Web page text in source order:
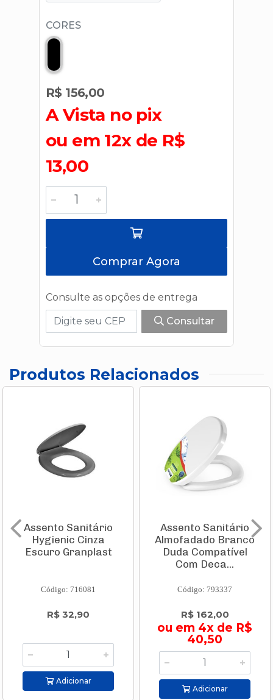
CORES
R$ 156,00
A Vista no pix
ou em 12x de R$
13,00
Comprar Agora
Consulte as opções de entrega
Consultar
Produtos Relacionados
Assento Sanitário
Hygienic Cinza
Escuro Granplast
Código: 716081
R$ 32,90
Adicionar
Assento Sanitário
Almofadado Branco
Duda Compatível
Com Deca...
Código: 793337
R$ 162,00
ou em 4x de R$
40,50
Adicionar